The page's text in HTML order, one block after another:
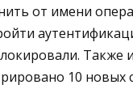
от имени
Также
10 новых